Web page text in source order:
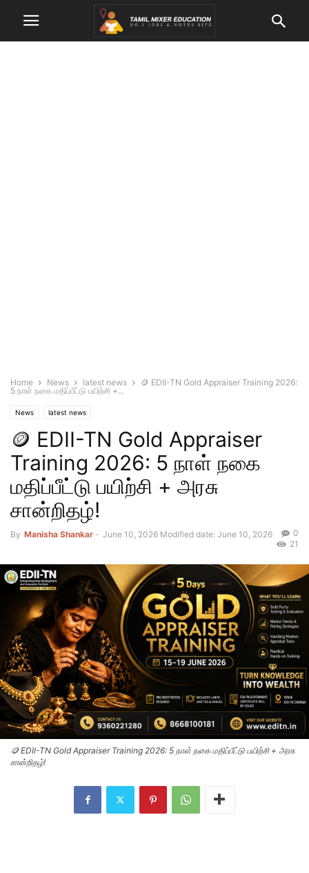
Home News latest news
🪙 EDII-TN Gold Appraiser Training 2026:
5 நாள் நகை மதிப்பீட்டு பயிற்சி +...
News latest news
🪙 EDII-TN Gold Appraiser
Training 2026: 5 நாள் நகை
மதிப்பீட்டு பயிற்சி + அரசு
சான்றிதழ்!
By Manisha Shankar - June 10, 2026 Modified date: June 10, 2026
0
21
🪙 EDII-TN Gold Appraiser Training 2026: 5 நாள் நகை மதிப்பீட்டு பயிற்சி + அரசு
சான்றிதழ்!